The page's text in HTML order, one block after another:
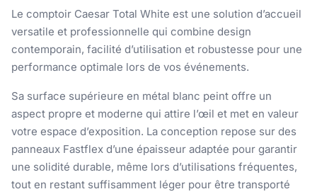
Le comptoir Caesar Total White est une solution d’accueil
versatile et professionnelle qui combine design
contemporain, facilité d’utilisation et robustesse pour une
performance optimale lors de vos événements.
Sa surface supérieure en métal blanc peint offre un
aspect propre et moderne qui attire l’œil et met en valeur
votre espace d’exposition. La conception repose sur des
panneaux Fastflex d’une épaisseur adaptée pour garantir
une solidité durable, même lors d’utilisations fréquentes,
tout en restant suffisamment léger pour être transporté